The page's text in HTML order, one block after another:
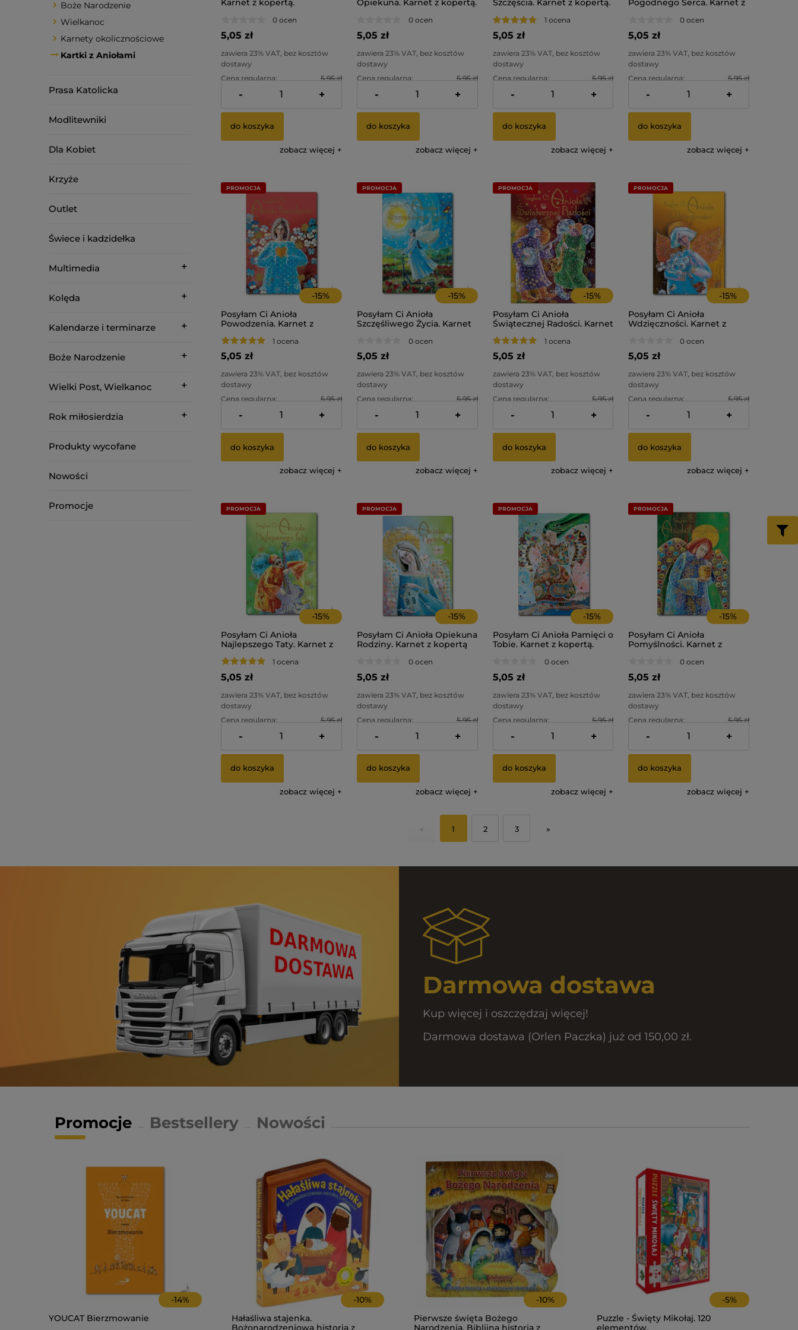
Boże Narodzenie
Wielkanoc
Karnety okolicznościowe
Kartki z Aniołami
Prasa Katolicka
Modlitewniki
Dla Kobiet
Krzyże
Outlet
Świece i kadzidełka
Multimedia
Kolęda
Kalendarze i terminarze
Boże Narodzenie
Wielki Post, Wielkanoc
Rok miłosierdzia
Produkty wycofane
Nowości
Promocje
Karnet z kopertą.
0 ocen
5,05 zł
zawiera 23% VAT, bez kosztów
dostawy
Cena regularna:
5,95 zł
Najniższa cena: 4,05 zł
- +
do koszyka
zobacz więcej
Opiekuna. Karnet z kopertą.
0 ocen
5,05 zł
zawiera 23% VAT, bez kosztów
dostawy
Cena regularna:
5,95 zł
Najniższa cena: 4,05 zł
- +
do koszyka
zobacz więcej
Szczęścia. Karnet z kopertą.
1 ocena
5,05 zł
zawiera 23% VAT, bez kosztów
dostawy
Cena regularna:
5,95 zł
Najniższa cena: 4,05 zł
- +
do koszyka
zobacz więcej
Pogodnego Serca. Karnet z
0 ocen
5,05 zł
zawiera 23% VAT, bez kosztów
dostawy
Cena regularna:
5,95 zł
Najniższa cena: 4,05 zł
- +
do koszyka
zobacz więcej
-15%
Posyłam Ci Anioła
Powodzenia. Karnet z
1 ocena
5,05 zł
zawiera 23% VAT, bez kosztów
dostawy
Cena regularna:
5,95 zł
Najniższa cena: 4,05 zł
- +
do koszyka
zobacz więcej
PROMOCJA
-15%
Posyłam Ci Anioła
Szczęśliwego Życia. Karnet
0 ocen
5,05 zł
zawiera 23% VAT, bez kosztów
dostawy
Cena regularna:
5,95 zł
Najniższa cena: 4,05 zł
- +
do koszyka
zobacz więcej
PROMOCJA
-15%
Posyłam Ci Anioła
Świątecznej Radości. Karnet
1 ocena
5,05 zł
zawiera 23% VAT, bez kosztów
dostawy
Cena regularna:
5,95 zł
Najniższa cena: 4,50 zł
- +
do koszyka
zobacz więcej
PROMOCJA
-15%
Posyłam Ci Anioła
Wdzięczności. Karnet z
0 ocen
5,05 zł
zawiera 23% VAT, bez kosztów
dostawy
Cena regularna:
5,95 zł
Najniższa cena: 4,05 zł
- +
do koszyka
zobacz więcej
PROMOCJA
-15%
Posyłam Ci Anioła
Najlepszego Taty. Karnet z
1 ocena
5,05 zł
zawiera 23% VAT, bez kosztów
dostawy
Cena regularna:
5,95 zł
Najniższa cena: 4,05 zł
- +
do koszyka
zobacz więcej
PROMOCJA
-15%
Posyłam Ci Anioła Opiekuna
Rodziny. Karnet z kopertą
0 ocen
5,05 zł
zawiera 23% VAT, bez kosztów
dostawy
Cena regularna:
5,95 zł
Najniższa cena: 4,05 zł
- +
do koszyka
zobacz więcej
PROMOCJA
-15%
Posyłam Ci Anioła Pamięci o
Tobie. Karnet z kopertą.
0 ocen
5,05 zł
zawiera 23% VAT, bez kosztów
dostawy
Cena regularna:
5,95 zł
Najniższa cena: 4,05 zł
- +
do koszyka
zobacz więcej
PROMOCJA
-15%
Posyłam Ci Anioła
Pomyślności. Karnet z
0 ocen
5,05 zł
zawiera 23% VAT, bez kosztów
dostawy
Cena regularna:
5,95 zł
Najniższa cena: 4,05 zł
- +
do koszyka
zobacz więcej
PROMOCJA
« 1 2 3 »
Darmowa dostawa
Kup więcej i oszczędzaj więcej!
Darmowa dostawa (Orlen Paczka) już od 150,00 zł.
Promocje Nowości
Bestsellery
-14%
YOUCAT Bierzmowanie
-10%
Hałaśliwa stajenka.
Bożonarodzeniowa historia z
-10%
Pierwsze święta Bożego
Narodzenia. Biblijna historia z
-5%
Puzzle - Święty Mikołaj. 120
elementów.